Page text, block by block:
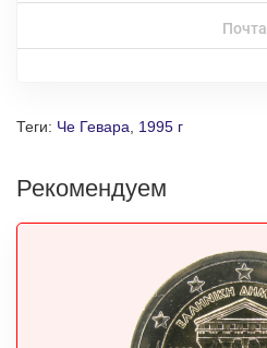
Почта
Теги: Че Гевара 1995 г
Рекомендуем